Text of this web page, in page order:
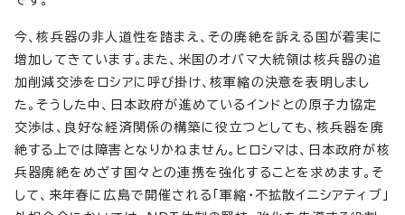
今、核兵器の非人道性を踏まえ、その廃絶を訴える国が着実に
増加してきています。また、米国のオバマ大統領は核兵器の追
加削減交渉をロシアに呼び掛け、核軍縮の決意を表明しまし
た。そうした中、日本政府が進めているインドとの原子力協定
交渉は、良好な経済関係の構築に役立つとしても、核兵器を廃
絶する上では障害となりかねません。ヒロシマは、日本政府が核
兵器廃絶をめざす国々との連携を強化することを求めます。そ
して、来年春に広島で開催される「軍縮・不拡散イニシアティブ」